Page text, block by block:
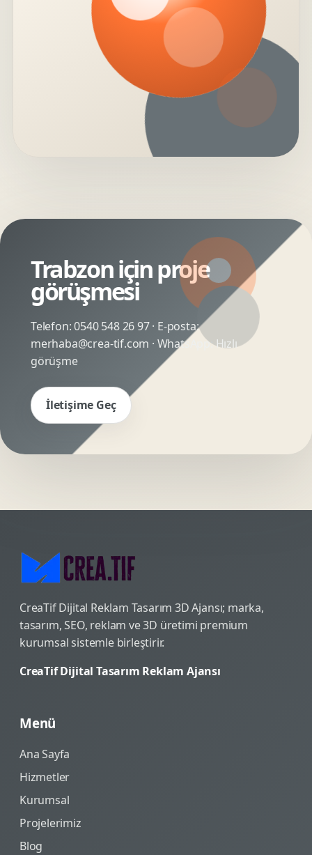
Trabzon için proje
görüşmesi
Telefon:0540 548 26 97· E-posta:
merhaba@crea-tif.com · WhatsApp:Hızlı
görüşme
İletişime Geç
CreaTif Dijital Reklam Tasarım 3D Ajansı; marka,
tasarım, SEO, reklam ve 3D üretimi premium
kurumsal sistemle birleştirir.
CreaTif Dijital Tasarım Reklam Ajansı
Menü
Ana Sayfa
Hizmetler
Kurumsal
Projelerimiz
Blog